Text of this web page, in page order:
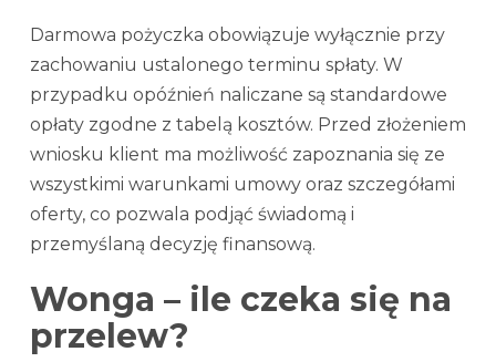
Darmowa pożyczka obowiązuje wyłącznie przy
zachowaniu ustalonego terminu spłaty. W
przypadku opóźnień naliczane są standardowe
opłaty zgodne z tabelą kosztów. Przed złożeniem
wniosku klient ma możliwość zapoznania się ze
wszystkimi warunkami umowy oraz szczegółami
oferty, co pozwala podjąć świadomą i
przemyślaną decyzję finansową.
Wonga – ile czeka się na
przelew?